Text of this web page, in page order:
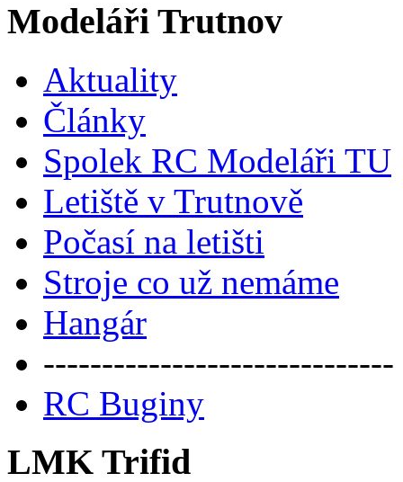
Modeláři Trutnov
Aktuality
Články
Spolek RC Modeláři TU
Letiště v Trutnově
Počasí na letišti
Stroje co už nemáme
Hangár
------------------------------
RC Buginy
LMK Trifid